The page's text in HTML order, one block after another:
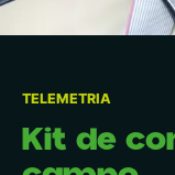
TELEMETRIA
Kit de